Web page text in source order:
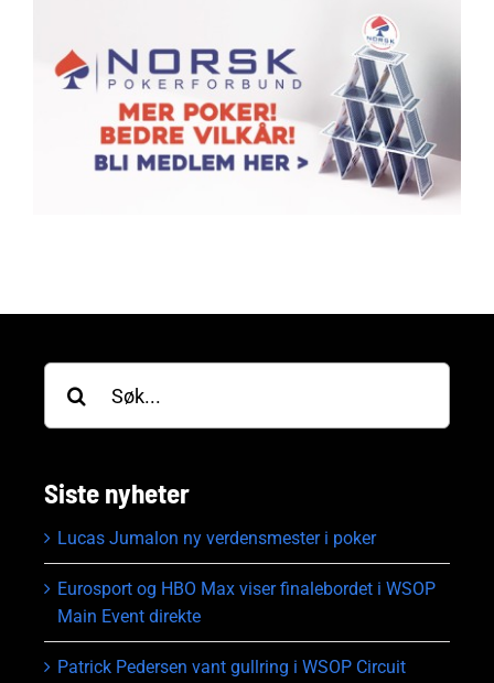
etter:
Siste nyheter
Lucas Jumalon ny verdensmester i poker
Eurosport og HBO Max viser finalebordet i WSOP
Main Event direkte
Patrick Pedersen vant gullring i WSOP Circuit